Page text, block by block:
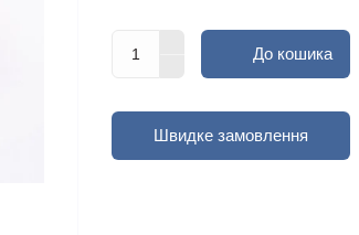
До кошика
Швидке замовлення